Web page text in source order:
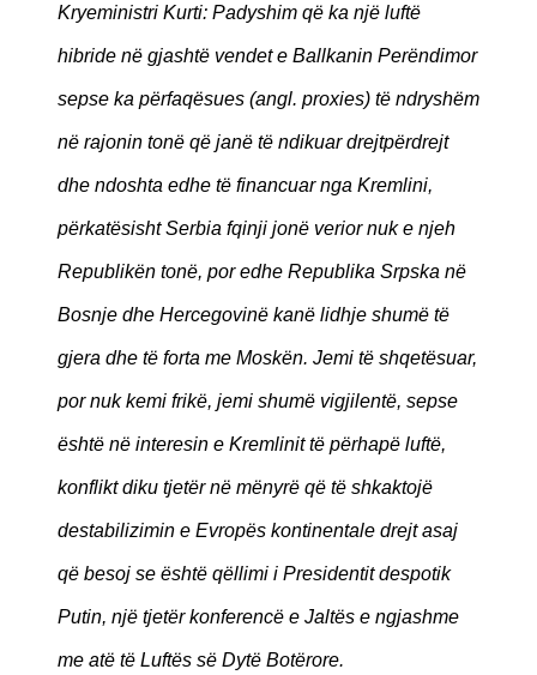
Kryeministri Kurti: Padyshim që ka një luftë
hibride në gjashtë vendet e Ballkanin Perëndimor
sepse ka përfaqësues (angl. proxies) të ndryshëm
në rajonin tonë që janë të ndikuar drejtpërdrejt
dhe ndoshta edhe të financuar nga Kremlini,
përkatësisht Serbia fqinji jonë verior nuk e njeh
Republikën tonë, por edhe Republika Srpska në
Bosnje dhe Hercegovinë kanë lidhje shumë të
gjera dhe të forta me Moskën. Jemi të shqetësuar,
por nuk kemi frikë, jemi shumë vigjilentë, sepse
është në interesin e Kremlinit të përhapë luftë,
konflikt diku tjetër në mënyrë që të shkaktojë
destabilizimin e Evropës kontinentale drejt asaj
që besoj se është qëllimi i Presidentit despotik
Putin, një tjetër konferencë e Jaltës e ngjashme
me atë të Luftës së Dytë Botërore.